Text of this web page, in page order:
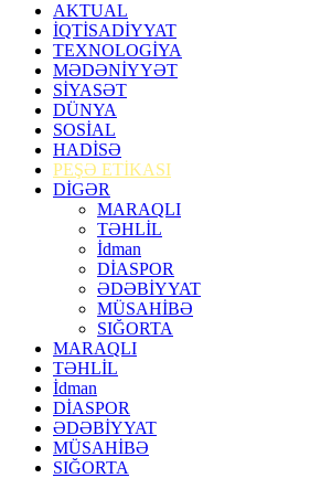
AKTUAL
İQTİSADİYYAT
TEXNOLOGİYA
MƏDƏNİYYƏT
SİYASƏT
DÜNYA
SOSİAL
HADİSƏ
PEŞƏ ETİKASI
DİGƏR
MARAQLI
TƏHLİL
İdman
DİASPOR
ƏDƏBİYYAT
MÜSAHİBƏ
SIĞORTA
MARAQLI
TƏHLİL
İdman
DİASPOR
ƏDƏBİYYAT
MÜSAHİBƏ
SIĞORTA